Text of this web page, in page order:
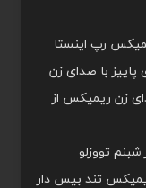
رپ اینستا
پاییز با صدای زن
زن ریمیکس از
شبنم تووزلو
تند بیس دار